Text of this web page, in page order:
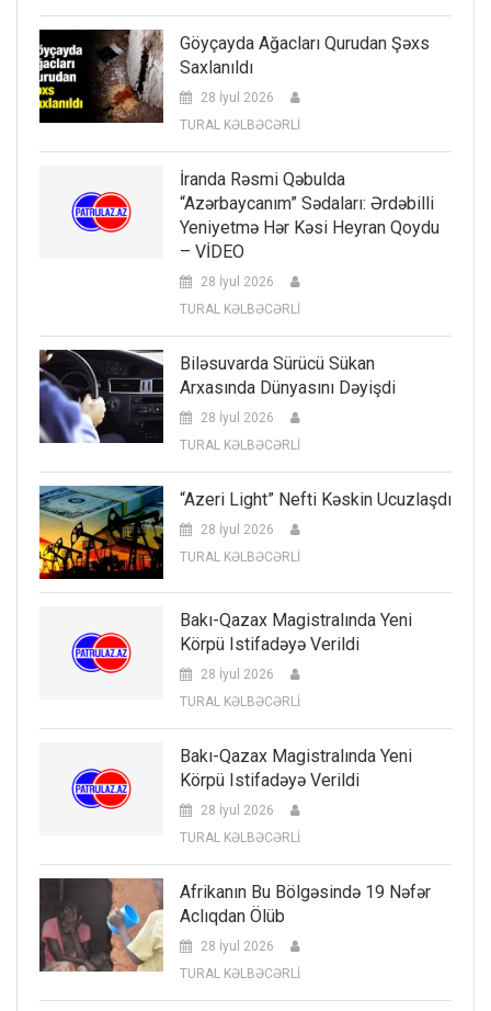
Göyçayda Ağacları Qurudan Şəxs
Saxlanıldı
28 İyul 2026
TURAL KƏLBƏCƏRLİ
İranda Rəsmi Qəbulda
“Azərbaycanım” Sədaları: Ərdəbilli
Yeniyetmə Hər Kəsi Heyran Qoydu
– VİDEO
28 İyul 2026
TURAL KƏLBƏCƏRLİ
Biləsuvarda Sürücü Sükan
Arxasında Dünyasını Dəyişdi
28 İyul 2026
TURAL KƏLBƏCƏRLİ
“Azeri Light” Nefti Kəskin Ucuzlaşdı
28 İyul 2026
TURAL KƏLBƏCƏRLİ
Bakı-Qazax Magistralında Yeni
Körpü Istifadəyə Verildi
28 İyul 2026
TURAL KƏLBƏCƏRLİ
Bakı-Qazax Magistralında Yeni
Körpü Istifadəyə Verildi
28 İyul 2026
TURAL KƏLBƏCƏRLİ
Afrikanın Bu Bölgəsində 19 Nəfər
Aclıqdan Ölüb
28 İyul 2026
TURAL KƏLBƏCƏRLİ